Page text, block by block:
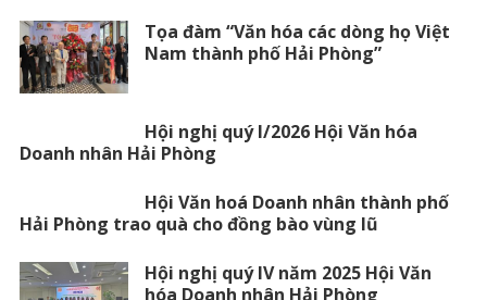
Tọa đàm “Văn hóa các dòng họ Việt
Nam thành phố Hải Phòng”
Hội nghị quý I/2026 Hội Văn hóa
Doanh nhân Hải Phòng
Hội Văn hoá Doanh nhân thành phố
Hải Phòng trao quà cho đồng bào vùng lũ
Hội nghị quý IV năm 2025 Hội Văn
hóa Doanh nhân Hải Phòng